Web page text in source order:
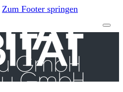
Zum Footer springen